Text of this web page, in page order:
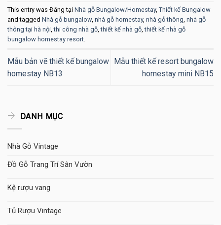
This entry was Đăng tại Nhà gỗ Bungalow/Homestay, Thiết kế Bungalow
and tagged Nhà gỗ bungalow, nhà gỗ homestay, nhà gỗ thông, nhà gỗ
thông tại hà nội,thi công nhà gỗ,thiết kế nhà gỗ,thiết kế nhà gỗ
bungalow homestay resort.
Mẫu bản vẽ thiết kế bungalow
homestay NB13
Mẫu thiết kế resort bungalow
homestay mini NB15
DANH MỤC
Nhà Gỗ Vintage
Đồ Gỗ Trang Trí Sân Vườn
Kệ rượu vang
Tủ Rượu Vintage